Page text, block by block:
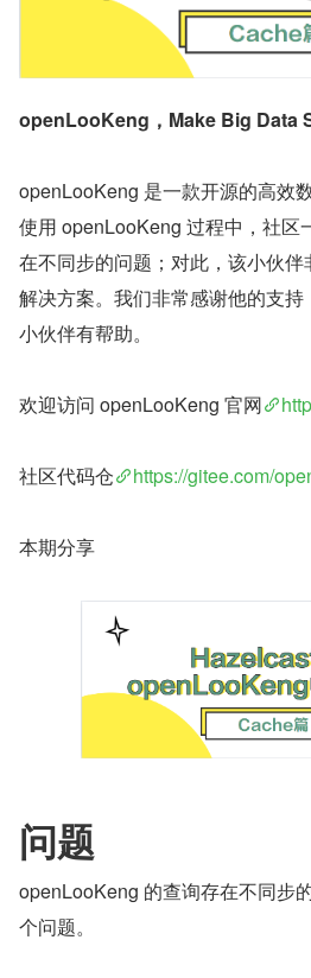
openLooKeng，Make Big Data
openLooKeng 是一款开源的高效
使用 openLooKeng 过程中，社区
在不同步的问题；对此，该小伙
解决方案。我们非常感谢他的支
小伙伴有帮助。
欢迎访问 openLooKeng 官网
社区代码仓 https://gitee.com/
本期分享
问题
openLooKeng 的查询存在不同步
个问题。